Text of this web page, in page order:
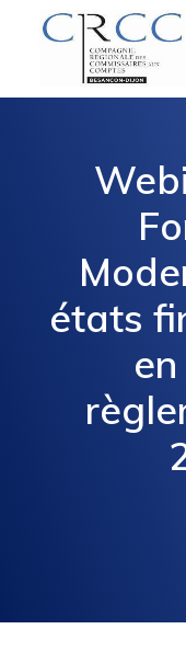
VOUS ÊTES
états